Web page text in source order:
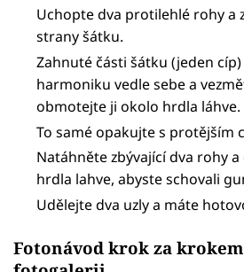
Uchopte dva protilehlé rohy a
strany šátku.
Zahnuté části šátku (jeden
harmoniku vedle sebe a
obmotejte ji okolo hrdla láhve.
To samé opakujte s protějším
Natáhněte zbývající dva rohy
hrdla lahve, abyste schovali
Udělejte dva uzly a máte
Fotonávod krok za